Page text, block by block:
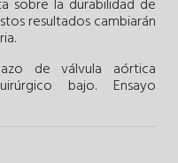
sobre la durabilidad de
resultados cambiarán
de válvula aórtica
bajo. Ensayo